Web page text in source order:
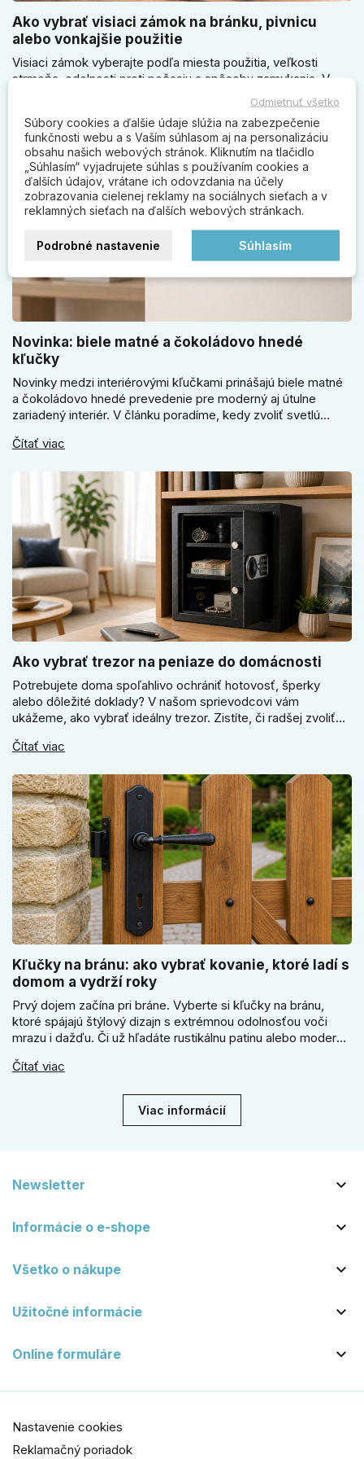
Ako vybrať visiaci zámok na bránku, pivnicu
alebo vonkajšie použitie
Visiaci zámok vyberajte podľa miesta použitia, veľkosti
strmeňa, odolnosti proti počasiu a spôsobu zamykania. V
článku poradíme, kedy zvoliť klasický zámok na kľúč, kedy
kódový visiaci zámok, kedy vodeodolné prevedenie a prečo
sa pri bránke, pivnici alebo záhradnom domčeku neoplatí
riadiť len cenou, vzhľadom alebo veľkosťou.
Čítať viac
Novinka: biele matné a čokoládovo hnedé
kľučky
Novinky medzi interiérovými kľučkami prinášajú biele matné
a čokoládovo hnedé prevedenie pre moderný aj útulne
zariadený interiér. V článku poradíme, kedy zvoliť svetlú
ako vyberať medzi okrúhlym a štvorcovým štítom. Nové
Čítať viac
Ako vybrať trezor na peniaze do domácnosti
Potrebujete doma spoľahlivo ochrániť hotovosť, šperky
alebo dôležité doklady? V našom sprievodcovi vám
ukážeme, ako vybrať ideálny trezor. Zistíte, či radšej zvoliť
kľúčové jeho správne ukotvenie.
Čítať viac
Kľučky na bránu: ako vybrať kovanie, ktoré ladí s
domom a vydrží roky
Prvý dojem začína pri bráne. Vyberte si kľučky na bránu,
ktoré spájajú štýlový dizajn s extrémnou odolnosťou voči
mrazu i dažďu. Či už hľadáte rustikálnu patinu alebo moderné
vydrží roky. Zabezpečte svoj vstup kvalitou, ktorá prežije
Čítať viac
Viac informácií
Newsletter 
Informácie o e-shope 
Všetko o nákupe 
Užitočné informácie 
Online formuláre 
Nastavenie cookies
Reklamačný poriadok
Odmietnuť všetko
Súbory cookies a ďalšie údaje slúžia na zabezpečenie
funkčnosti webu a s Vaším súhlasom aj na personalizáciu
obsahu našich webových stránok. Kliknutím na tlačidlo
„Súhlasím“ vyjadrujete súhlas s používaním cookies a
ďalších údajov, vrátane ich odovzdania na účely
zobrazovania cielenej reklamy na sociálnych sieťach a v
reklamných sieťach na ďalších webových stránkach.
Podrobné nastavenie Súhlasím